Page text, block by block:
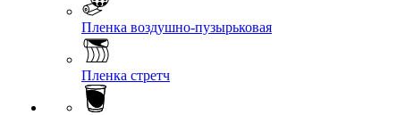
Пленка воздушно-пузырьковая
Пленка стретч